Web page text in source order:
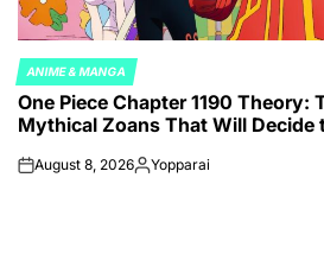
POSTED
IN
ANIME & MANGA
One Piece Chapter 1190 Theory:
Mythical Zoans That Will Decide
onAugust 8, 2026Posted
Yopparai